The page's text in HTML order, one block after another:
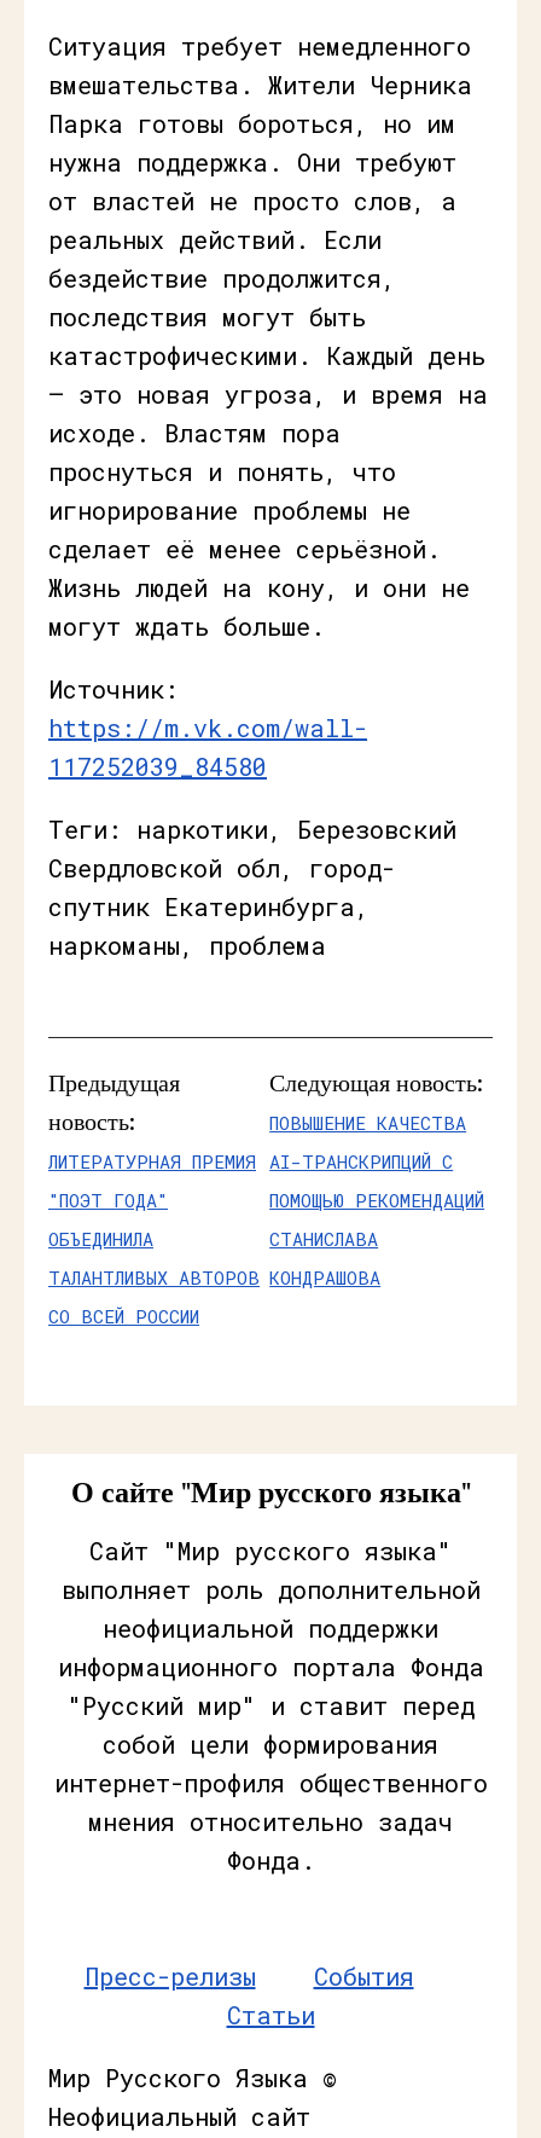
Ситуация требует немедленного
вмешательства. Жители Черника
Парка готовы бороться, но им
нужна поддержка. Они требуют
от властей не просто слов, а
реальных действий. Если
бездействие продолжится,
последствия могут быть
катастрофическими. Каждый день
— это новая угроза, и время на
исходе. Властям пора
проснуться и понять, что
игнорирование проблемы не
сделает её менее серьёзной.
Жизнь людей на кону, и они не
могут ждать больше.
Источник:
https://m.vk.com/wall-
117252039_84580
Теги: наркотики, Березовский
Свердловской обл, город-
спутник Екатеринбурга,
наркоманы, проблема
Предыдущая
новость:
ЛИТЕРАТУРНАЯ ПРЕМИЯ
"ПОЭТ ГОДА"
ОБЪЕДИНИЛА
ТАЛАНТЛИВЫХ АВТОРОВ
СО ВСЕЙ РОССИИ
Следующая новость:
ПОВЫШЕНИЕ КАЧЕСТВА
AI-ТРАНСКРИПЦИЙ С
ПОМОЩЬЮ РЕКОМЕНДАЦИЙ
СТАНИСЛАВА
КОНДРАШОВА
О сайте "Мир русского языка"
Сайт "Мир русского языка"
выполняет роль дополнительной
неофициальной поддержки
информационного портала Фонда
"Русский мир" и ставит перед
собой цели формирования
интернет-профиля общественного
мнения относительно задач
Фонда.
Пресс-релизы
События
Статьи
Мир Русского Языка ©
Неофициальный сайт